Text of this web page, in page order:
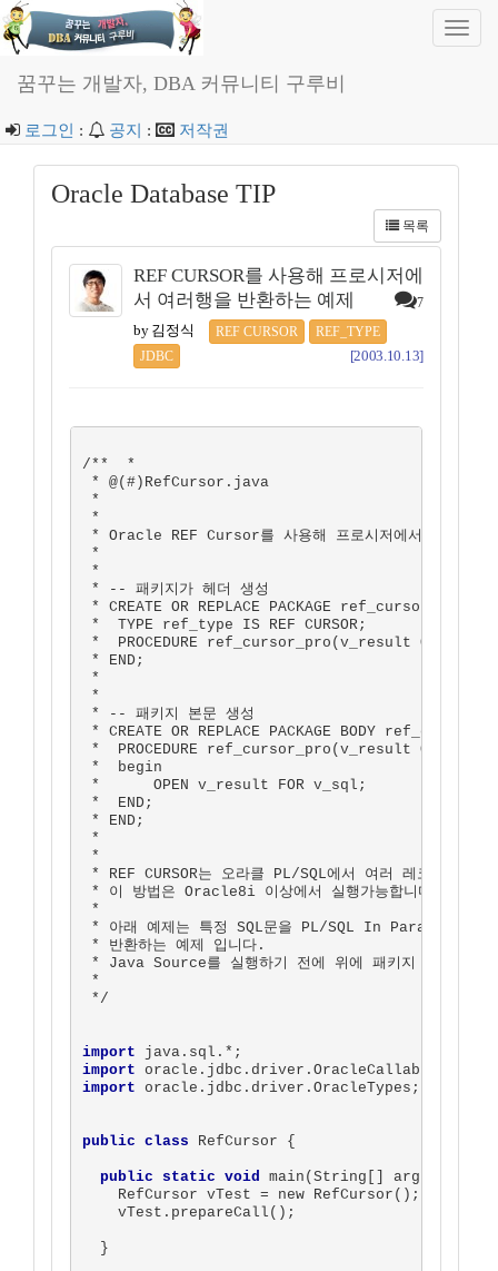
꿈꾸는 개발자, DBA 커뮤니티 구루비
로그인 : 공지 : 저작권
Oracle Database TIP
목록
REF CURSOR를 사용해 프로시저에
서 여러행을 반환하는 예제
7
by 김정식 REF CURSOR
REF_TYPE
JDBC
[2003.10.13]
/**  *
* @(#)RefCursor.java
*
*
* Oracle REF Cursor를 사용해 프로시저에서 여러행을
*
*
* -- 패키지가 헤더 생성
* CREATE OR REPLACE PACKAGE ref_cursor_pkg AS
*  TYPE ref_type IS REF CURSOR;
*  PROCEDURE ref_cursor_pro(v_result OUT
* END;
*
*
* -- 패키지 본문 생성
* CREATE OR REPLACE PACKAGE BODY
*  PROCEDURE ref_cursor_pro(v_result OUT
*  begin
*      OPEN v_result FOR v_sql;
*  END;
* END;
*
*
* REF CURSOR는 오라클 PL/SQL에서 여러 레코드의
* 이 방법은 Oracle8i 이상에서 실행가능합니다.
*
* 아래 예제는 특정 SQL문을 PL/SQL In Parameter로
* 반환하는 예제 입니다.
* Java Source를 실행하기 전에 위에 패키지 헤더와 본
*
*/
import
import
import oracle.jdbc.driver.OracleTypes;
public class RefCursor {
public static void main(String[] args) {
    RefCursor vTest = new RefCursor();
    vTest.prepareCall();
  }